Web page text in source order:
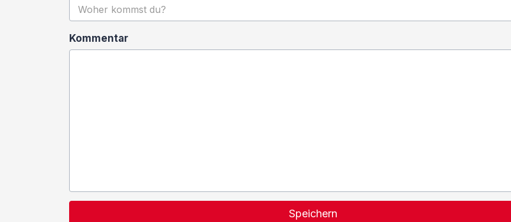
Kommentar
Speichern